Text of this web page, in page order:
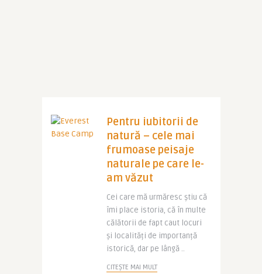
Pentru iubitorii de
natură – cele mai
frumoase peisaje
naturale pe care le-
am văzut
Cei care mă urmăresc știu că
îmi place istoria, că în multe
călătorii de fapt caut locuri
și localități de importanță
istorică, dar pe lângă ..
CITEȘTE MAI MULT